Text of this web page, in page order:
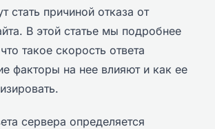
стать причиной отказа от
В этой статье мы подробнее
такое скорость ответа
факторы на нее влияют и как ее
сервера определяется